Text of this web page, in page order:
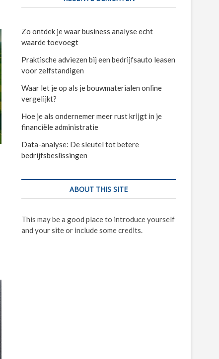
Zo ontdek je waar business analyse echt
waarde toevoegt
Praktische adviezen bij een bedrijfsauto leasen
voor zelfstandigen
Waar let je op als je bouwmaterialen online
vergelijkt?
Hoe je als ondernemer meer rust krijgt in je
financiële administratie
Data-analyse: De sleutel tot betere
bedrijfsbeslissingen
ABOUT THIS SITE
This may be a good place to introduce yourself
and your site or include some credits.